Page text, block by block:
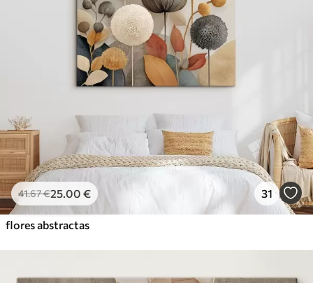
41.67€25.00 € 31
flores abstractas